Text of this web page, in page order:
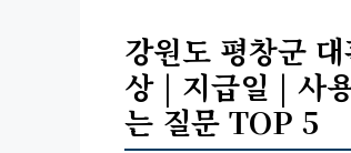
강원도 평창군
상 | 지급일 | 사
는 질문 TOP 5